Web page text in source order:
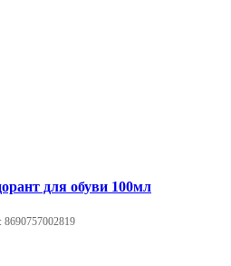
для обуви 100мл